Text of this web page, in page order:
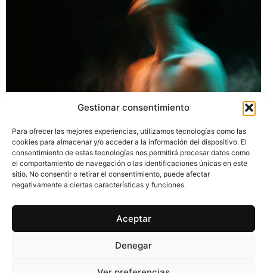
Gestionar consentimiento
Para ofrecer las mejores experiencias, utilizamos tecnologías como las
cookies para almacenar y/o acceder a la información del dispositivo. El
consentimiento de estas tecnologías nos permitirá procesar datos como
el comportamiento de navegación o las identificaciones únicas en este
sitio. No consentir o retirar el consentimiento, puede afectar
negativamente a ciertas características y funciones.
Aceptar
Denegar
La biodanza, más que una simple actividad, es un viaje
transformador hacia el bienestar y la conexión con uno
mismo y con los demás.
Explora tu bienestar, danza tu vida